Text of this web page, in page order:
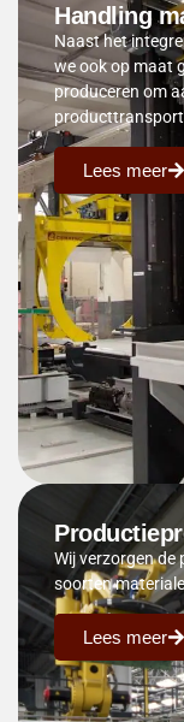
Handling
Naast het
we ook op maat
produceren om
Lees meer
Wij verzorgen de
soorten
Lees meer